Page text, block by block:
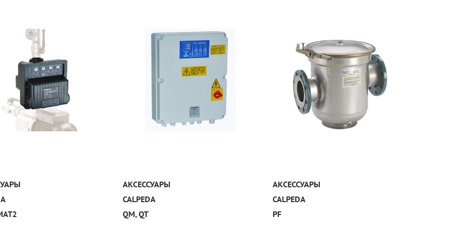
АКСЕССУАРЫ
CALPEDA
QM, QT
АКСЕССУАРЫ
CALPEDA
PF